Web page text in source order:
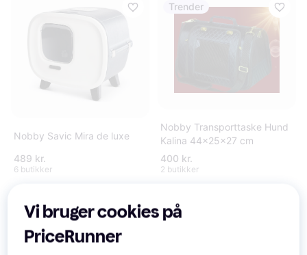
Nobby Savic Mira de luxe
489 kr.
6 butikker
Trender
Nobby Transporttaske Hund
Kalina 44x25x27 cm
400 kr.
2 butikker
Vi bruger cookies på
PriceRunner